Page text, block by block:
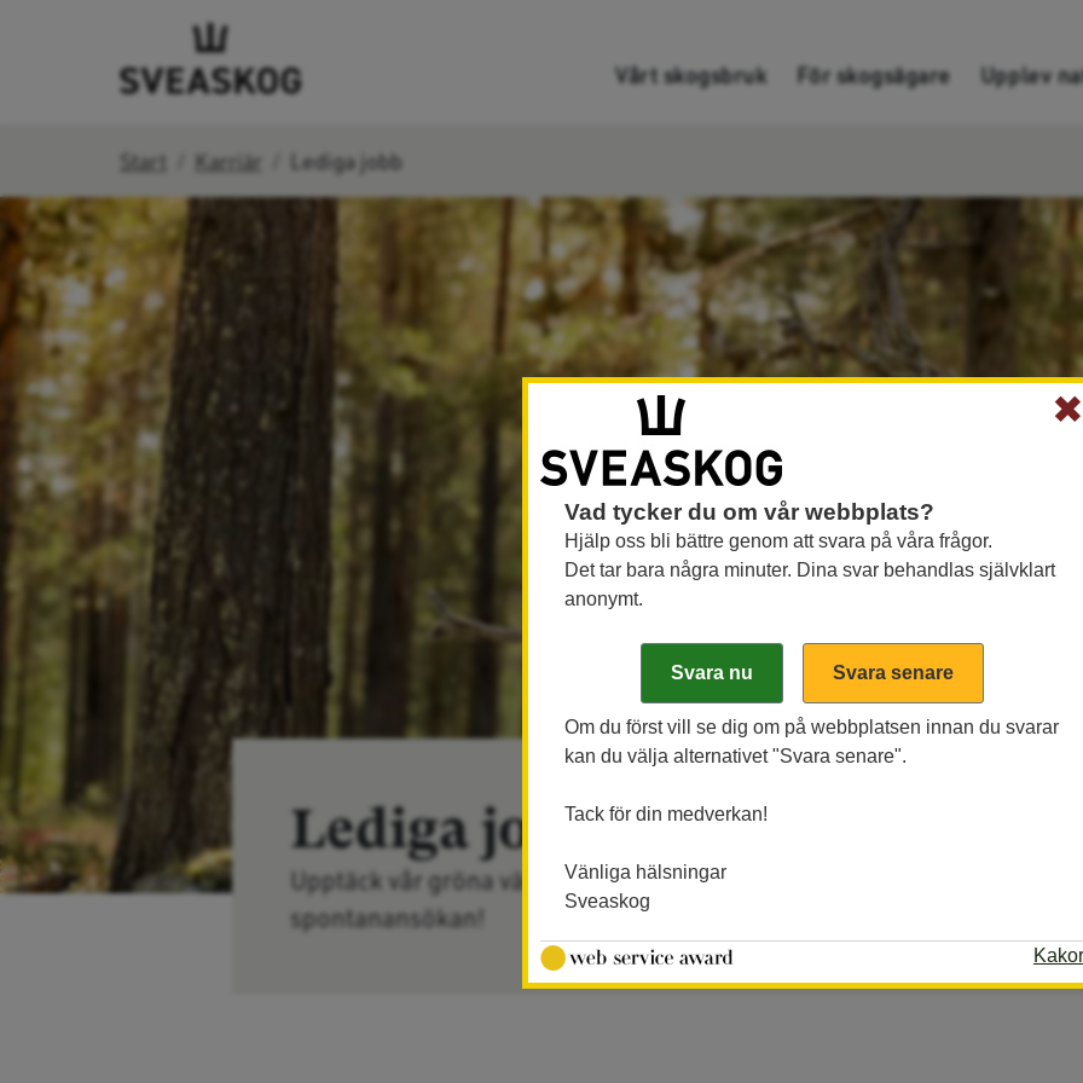
Vårt skogsbruk För skogsägare Upplev
Start Karriär Lediga jobb
Lediga jobb
Upptäck vår gröna värld där möjligheter växer på träd. Se våra lediga
spontanansökan!
✖
Vad tycker du om vår webbplats?
Hjälp oss bli bättre genom att svara på våra frågor.
Det tar bara några minuter. Dina svar behandlas självklart
anonymt.
Om du först vill se dig om på webbplatsen innan du svarar
kan du välja alternativet "Svara senare".
Tack för din medverkan!
Vänliga hälsningar
Sveaskog
Kakor